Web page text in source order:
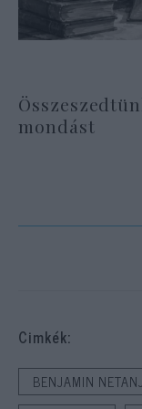
mondást
Cimkék:
BENJAMIN